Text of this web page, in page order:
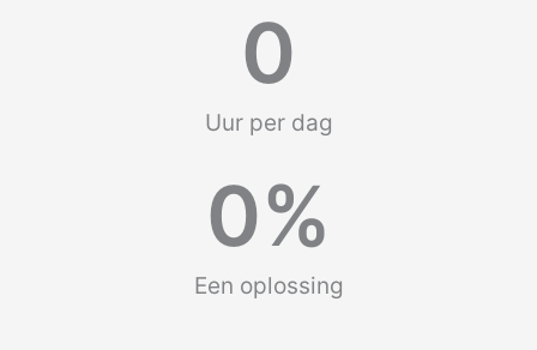
Uur per dag
0
Een oplossing
0%